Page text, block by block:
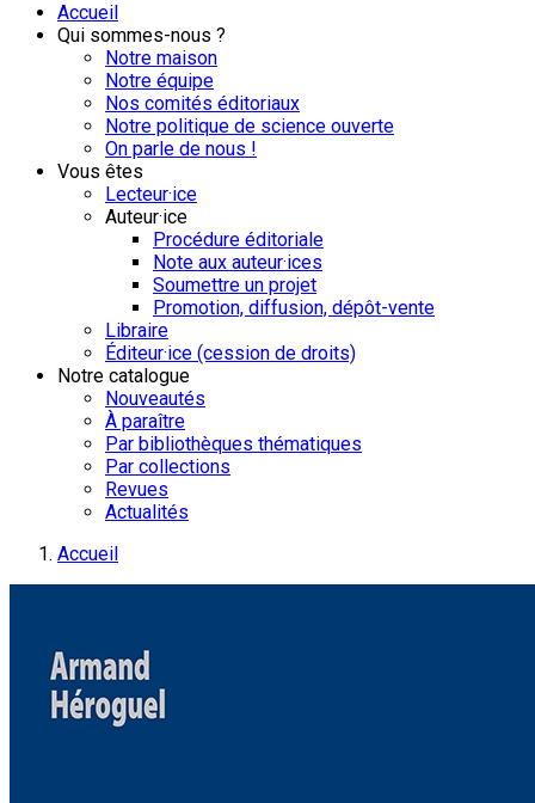
Accueil
Qui sommes-nous ?
Notre maison
Notre équipe
Nos comités éditoriaux
Notre politique de science ouverte
On parle de nous !
Vous êtes
Lecteur·ice
Auteur·ice
Procédure éditoriale
Note aux auteur·ices
Soumettre un projet
Promotion, diffusion, dépôt-vente
Libraire
Éditeur·ice (cession de droits)
Notre catalogue
Nouveautés
À paraître
Par bibliothèques thématiques
Par collections
Revues
Actualités
Accueil